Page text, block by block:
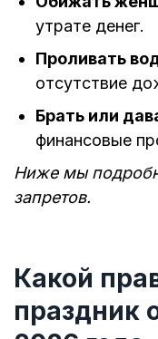
утрате денег.
Проливать
отсутствие
Брать или
финансовые
Ниже мы
запретов.
Какой
праздник